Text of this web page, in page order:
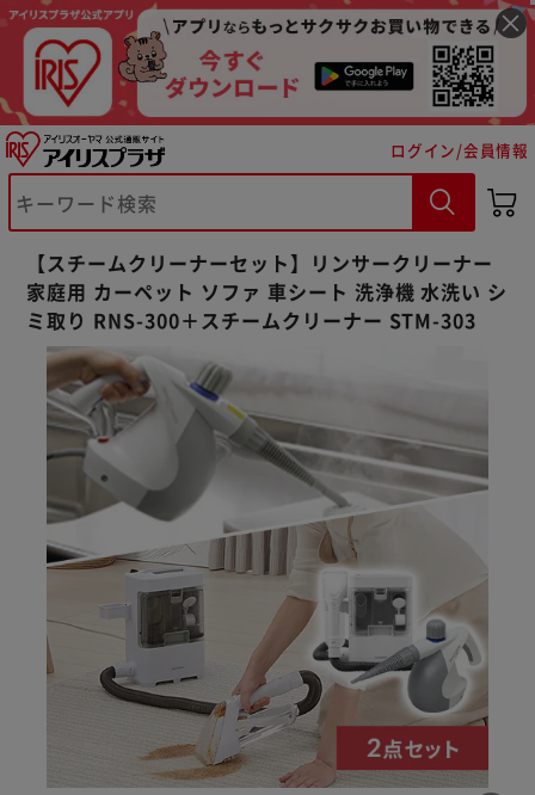
ログイン/会員情報
【スチームクリーナーセット】リンサークリーナー
家庭用 カーペット ソファ 車シート 洗浄機 水洗い シ
ミ取り RNS-300＋スチームクリーナー STM-303
※ご確認ください